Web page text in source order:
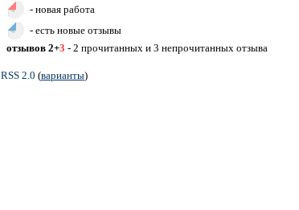
- новая работа
- есть новые отзывы
отзывов 2+3 - 2 прочитанных и 3 непрочитанных отзыва
RSS 2.0 (варианты)